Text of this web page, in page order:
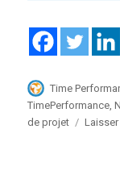
Auteur
Time
TimePerformance ,
de projet